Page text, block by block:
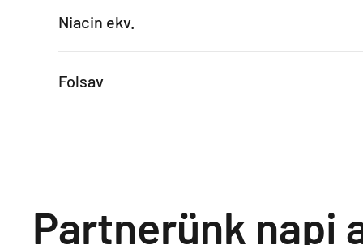
Niacin ekv.
Folsav
Partnerünk napi